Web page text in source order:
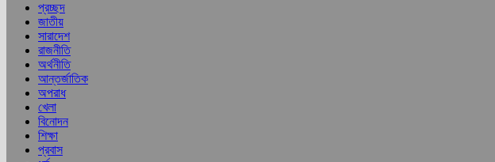
প্রচ্ছদ
জাতীয়
সারাদেশ
রাজনীতি
অর্থনীতি
আন্তর্জাতিক
অপরাধ
খেলা
বিনোদন
শিক্ষা
প্রবাস